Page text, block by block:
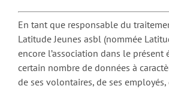
En tant que responsable du
Latitude Jeunes asbl (nommée
encore l’association dans le présent
certain nombre de données à
de ses volontaires, de ses employés,